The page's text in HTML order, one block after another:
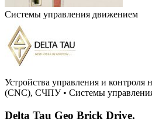
Системы управления движением
Устройства управления и
(CNC), СЧПУ • Системы
Delta Tau Geo Brick Drive.